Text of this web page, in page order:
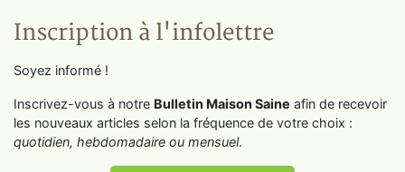
Inscription à l'infolettre
Soyez informé !
Inscrivez-vous à notre Bulletin Maison Saine afin de recevoir
les nouveaux articles selon la fréquence de votre choix :
quotidien, hebdomadaire ou mensuel.